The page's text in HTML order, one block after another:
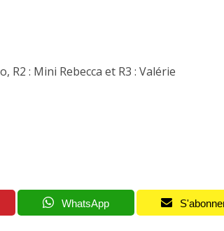
R2 : Mini Rebecca et R3 : Valérie
WhatsApp